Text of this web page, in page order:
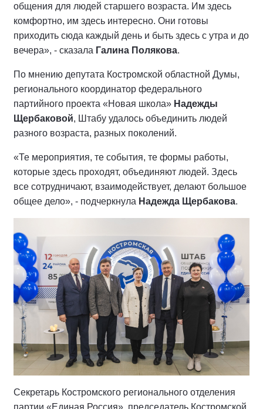
общения для людей старшего возраста. Им здесь
комфортно, им здесь интересно. Они готовы
приходить сюда каждый день и быть здесь с утра и до
вечера», - сказала Галина Полякова.
По мнению депутата Костромской областной Думы,
регионального координатор федерального
партийного проекта «Новая школа» Надежды
Щербаковой, Штабу удалось объединить людей
разного возраста, разных поколений.
«Те мероприятия, те события, те формы работы,
которые здесь проходят, объединяют людей. Здесь
все сотрудничают, взаимодействует, делают большое
общее дело», - подчеркнула Надежда Щербакова.
Секретарь Костромского регионального отделения
партии «Единая Россия», председатель Костромской